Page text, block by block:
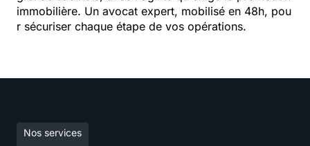
immobilière. Un avocat expert, mobilisé en 48h, pou
r sécuriser chaque étape de vos opérations.
Nos services